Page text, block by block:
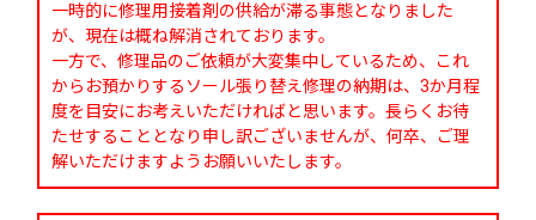
一時的に修理用接着剤の供給が滞る事態となりました
が、現在は概ね解消されております。
一方で、修理品のご依頼が大変集中しているため、これ
からお預かりするソール張り替え修理の納期は、3か月程
度を目安にお考えいただければと思います。長らくお待
たせすることとなり申し訳ございませんが、何卒、ご理
解いただけますようお願いいたします。